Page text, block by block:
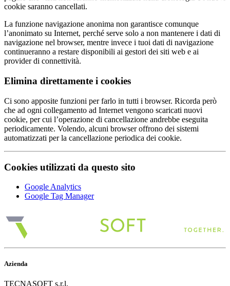
cookie saranno cancellati.
La funzione navigazione anonima non garantisce comunque
l’anonimato su Internet, perché serve solo a non mantenere i dati di
navigazione nel browser, mentre invece i tuoi dati di navigazione
continueranno a restare disponibili ai gestori dei siti web e ai
provider di connettività.
Elimina direttamente i cookies
Ci sono apposite funzioni per farlo in tutti i browser. Ricorda però
che ad ogni collegamento ad Internet vengono scaricati nuovi
cookie, per cui l’operazione di cancellazione andrebbe eseguita
periodicamente. Volendo, alcuni browser offrono dei sistemi
automatizzati per la cancellazione periodica dei cookie.
Cookies utilizzati da questo sito
Google Analytics
Google Tag Manager
Azienda
TECNASOFT s.r.l.